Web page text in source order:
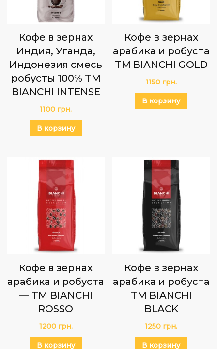
Кофе в зернах
Индия, Уганда,
Индонезия смесь
робусты 100% ТМ
BIANCHI INTENSE
1100 грн.
В корзину
Кофе в зернах
арабика и робуста
TM BIANCHI GOLD
1150 грн.
В корзину
Кофе в зернах
арабика и робуста
— TM BIANCHI
ROSSO
1200 грн.
В корзину
Кофе в зернах
арабика и робуста
ТМ BIANCHI
BLACK
1250 грн.
В корзину